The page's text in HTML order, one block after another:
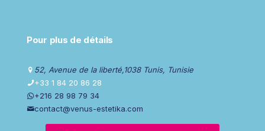
Pour plus de détails
52, Avenue de la liberté,1038 Tunis, Tunisie
+33 1 84 20 86 28
+216 28 98 79 34
contact@venus-estetika.com